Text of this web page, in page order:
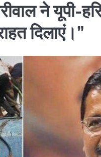
ने यूपी-
दिलाएं।”